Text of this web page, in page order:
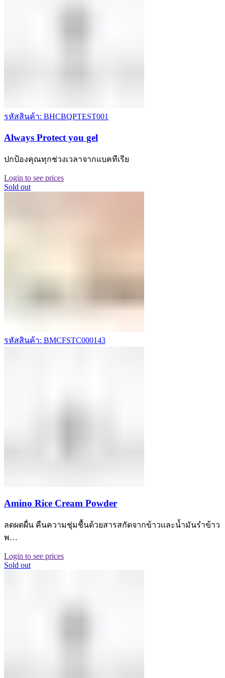
รหัสสินค้า: BHCBQPTEST001
Always Protect you gel
ปกป้องคุณทุกช่วงเวลาจากแบคทีเรีย
Login to see prices
Sold out
รหัสสินค้า: BMCFSTC000143
Amino Rice Cream Powder
ลดผดผื่น คืนความชุ่มชื้นด้วยสารสกัดจากข้าวเเละน้ำมันรำข้าว
พ…
Login to see prices
Sold out